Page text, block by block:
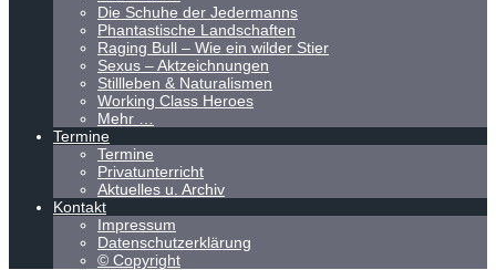
Die Schuhe der Jedermanns
Phantastische Landschaften
Raging Bull – Wie ein wilder Stier
Sexus – Aktzeichnungen
Stillleben & Naturalismen
Working Class Heroes
Mehr …
Termine
Termine
Privatunterricht
Aktuelles u. Archiv
Kontakt
Impressum
Datenschutzerklärung
© Copyright